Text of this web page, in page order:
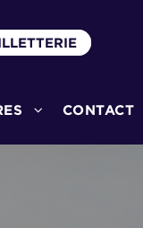
CONTACT